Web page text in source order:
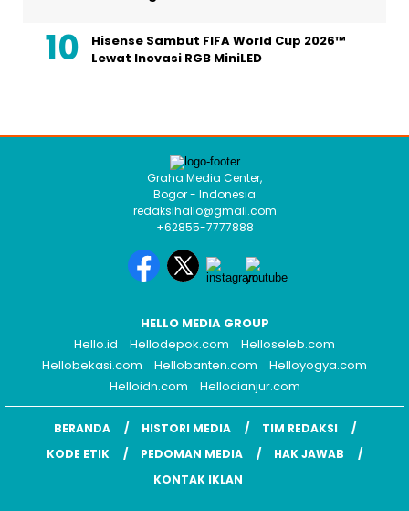
Hisense Sambut FIFA World Cup 2026™
Lewat Inovasi RGB MiniLED
Graha Media Center,
Bogor - Indonesia
redaksihallo@gmail.com
+62855-7777888
HELLO MEDIA GROUP
Hello.id
Hellodepok.com
Helloseleb.com
Hellobekasi.com
Hellobanten.com
Helloyogya.com
Helloidn.com
Hellocianjur.com
BERANDA HISTORI MEDIA
TIM REDAKSI
KODE ETIK
PEDOMAN MEDIA
HAK JAWAB
KONTAK IKLAN